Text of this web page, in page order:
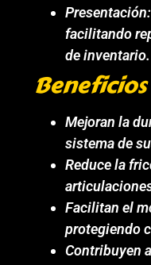
facilitando
de inventario.
Mejoran la
sistema de
Reduce la
Facilitan el
protegiendo
Contribuyen